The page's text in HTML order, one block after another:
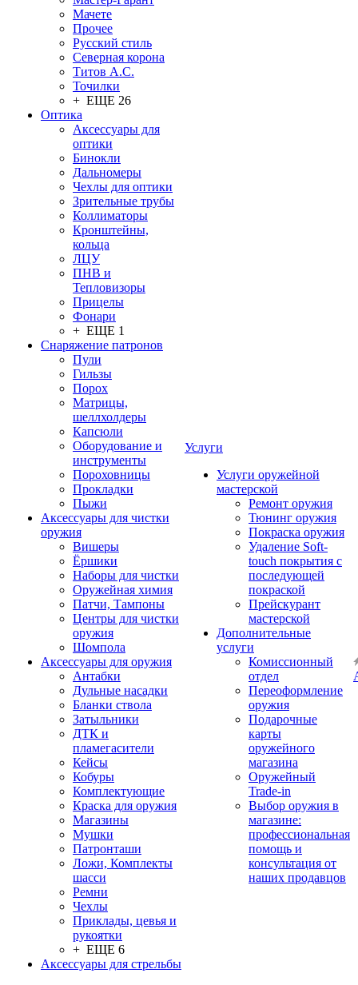
Мачете
Прочее
Русский стиль
Северная корона
Титов А.С.
Точилки
+ ЕЩЕ 26
Оптика
Аксессуары для
оптики
Бинокли
Дальномеры
Чехлы для оптики
Зрительные трубы
Коллиматоры
Кронштейны,
кольца
ЛЦУ
ПНВ и
Тепловизоры
Прицелы
Фонари
+ ЕЩЕ 1
Снаряжение патронов
Пули
Гильзы
Порох
Матрицы,
шеллхолдеры
Капсюли
Оборудование и
инструменты
Пороховницы
Прокладки
Пыжи
Аксессуары для чистки
оружия
Вишеры
Ёршики
Наборы для чистки
Оружейная химия
Патчи, Тампоны
Центры для чистки
оружия
Шомпола
Аксессуары для оружия
Антабки
Дульные насадки
Бланки ствола
Затыльники
ДТК и
пламегасители
Кейсы
Кобуры
Комплектующие
Краска для оружия
Магазины
Мушки
Патронташи
Ложи, Комплекты
шасси
Ремни
Чехлы
Приклады, цевья и
рукоятки
+ ЕЩЕ 6
Аксессуары для стрельбы
Услуги
Услуги оружейной
мастерской
Ремонт оружия
Тюнинг оружия
Покраска оружия
Удаление Soft-
touch покрытия с
последующей
покраской
Прейскурант
мастерской
Дополнительные
услуги
Комиссионный
отдел
Переоформление
оружия
Подарочные
карты
оружейного
магазина
Оружейный
Trade-in
Выбор оружия в
магазине:
профессиональная
помощь и
консультация от
наших продавцов